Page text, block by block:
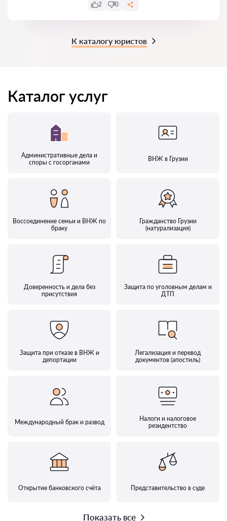
2 0
К каталогу юристов
Каталог услуг
Административные дела и
споры с госорганами
ВНЖ в Грузии
Воссоединение семьи и ВНЖ по
браку
Гражданство Грузии
(натурализация)
Доверенность и дела без
присутствия
Защита по уголовным делам и
ДТП
Защита при отказе в ВНЖ и
депортации
Легализация и перевод
документов (апостиль)
Международный брак и развод
Налоги и налоговое
резидентство
Открытие банковского счёта Представительство в суде
Показать все